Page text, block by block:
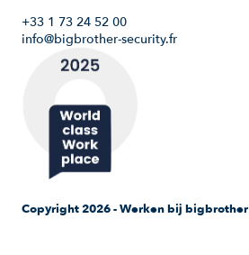
+33 1 73 24 52 00
info@bigbrother-security.fr
Copyright 2026 - Werken bij bigbrother